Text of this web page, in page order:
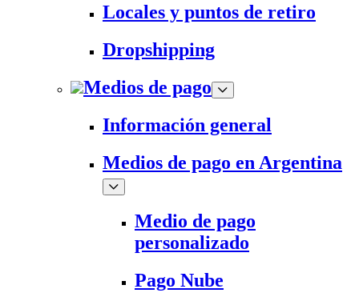
Locales y puntos de retiro
Dropshipping
Medios de pago
Información general
Medios de pago en Argentina
Medio de pago
personalizado
Pago Nube